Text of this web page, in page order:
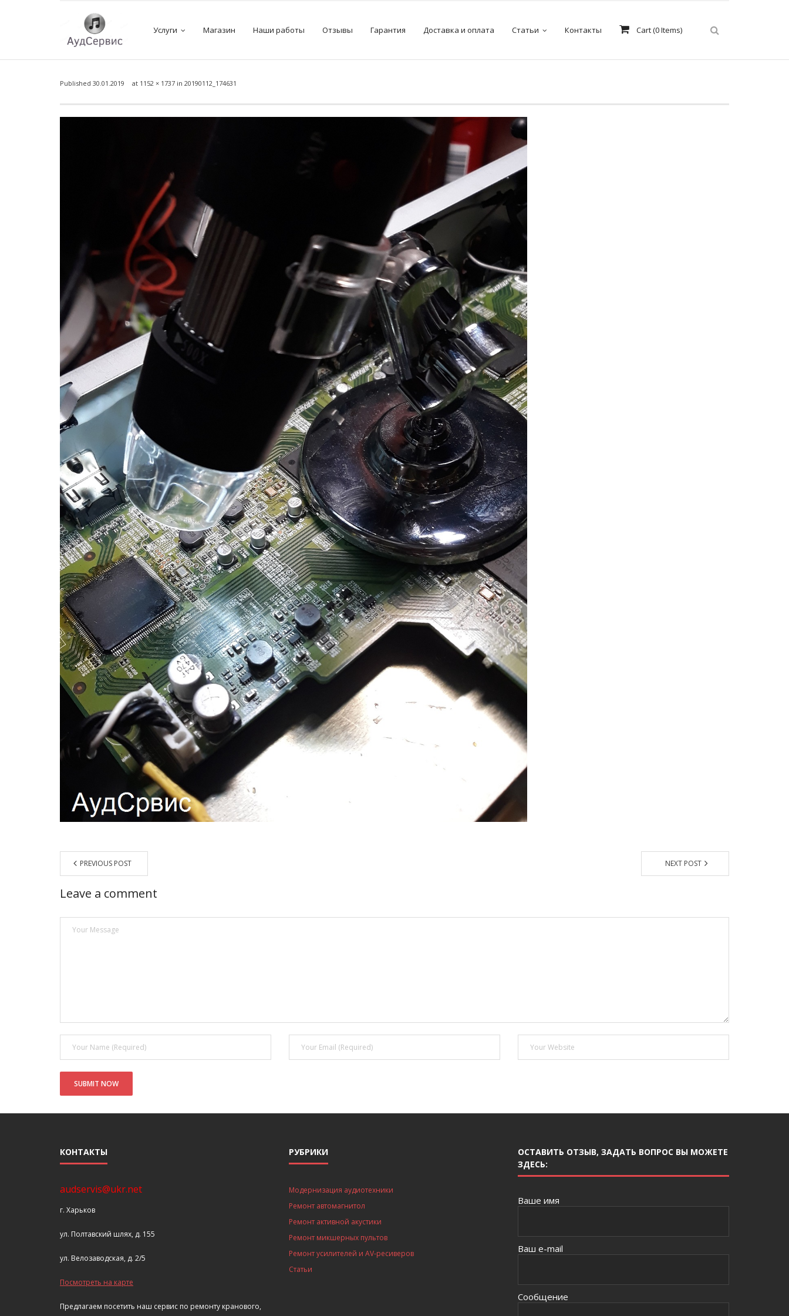
Услуги Магазин Наши работы Отзывы Гарантия Доставка и оплата Статьи Контакты Cart (0Items)
Published 30.01.2019 at 1152 × 1737 in 20190112_174631
PREVIOUS POST NEXT POST
Leave a comment
КОНТАКТЫ
audservis@ukr.net
г. Харьков
ул. Полтавский шлях, д. 155
ул. Велозаводская, д. 2/5
Посмотреть на карте
Предлагаем посетить наш сервис по ремонту кранового,
РУБРИКИ
Модернизация аудиотехники
Ремонт автомагнитол
Ремонт активной акустики
Ремонт микшерных пультов
Ремонт усилителей и AV-ресиверов
Статьи
ОСТАВИТЬ ОТЗЫВ, ЗАДАТЬ ВОПРОС ВЫ МОЖЕТЕ
ЗДЕСЬ:
Ваше имя
Ваш e-mail
Сообщение